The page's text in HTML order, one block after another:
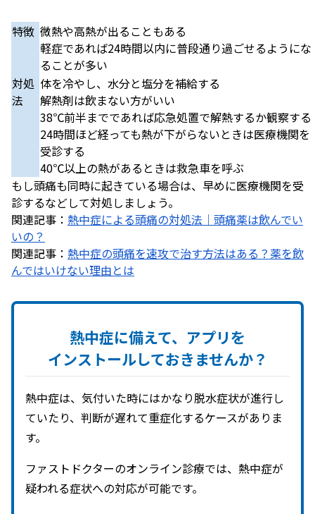
特徴 微熱や高熱が出ることもある
軽症であれば24時間以内に普段通り過ごせるようにな
ることが多い
対処
法
体を冷やし、水分と塩分を補給する
解熱剤は飲まない方がいい
38℃前半までであれば応急処置で解熱するか観察する
24時間ほど経っても熱が下がらないときは医療機関を
受診する
40℃以上の熱があるときは救急車を呼ぶ
もし頭痛も同時に起きている場合は、早めに医療機関を受
診するなどして対処しましょう。
関連記事： 熱中症による頭痛の対処法｜頭痛薬は飲んでい
いの？
関連記事： 熱中症の頭痛を速攻で治す方法はある？薬を飲
んではいけない理由とは
熱中症に備えて、 アプリを
インストールしておきませんか？
熱中症は、気付いた時にはかなり脱水症状が進行し
ていたり、判断が遅れて重症化するケースがありま
す。
ファストドクターのオンライン診療では、熱中症が
疑われる症状への対応が可能です。